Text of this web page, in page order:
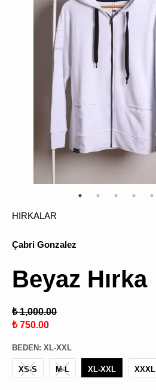
HIRKALAR
Çabri Gonzalez
Beyaz Hırka
₺ 1,000.00
₺ 750.00
BEDEN : XL-XXL
XS-S M-L XL-XXL XXXL